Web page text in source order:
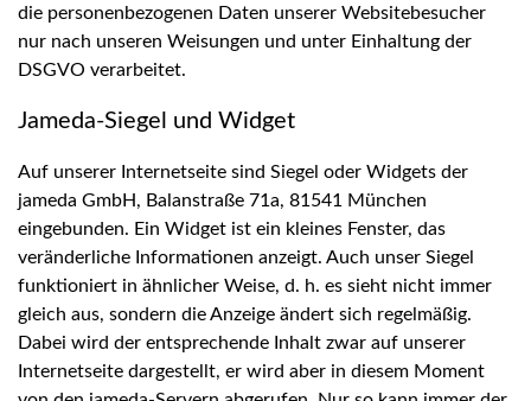
die personenbezogenen Daten unserer Websitebesucher
nur nach unseren Weisungen und unter Einhaltung der
DSGVO verarbeitet.
Jameda-Siegel und Widget
Auf unserer Internetseite sind Siegel oder Widgets der
jameda GmbH, Balanstraße 71a, 81541 München
eingebunden. Ein Widget ist ein kleines Fenster, das
veränderliche Informationen anzeigt. Auch unser Siegel
funktioniert in ähnlicher Weise, d. h. es sieht nicht immer
gleich aus, sondern die Anzeige ändert sich regelmäßig.
Dabei wird der entsprechende Inhalt zwar auf unserer
Internetseite dargestellt, er wird aber in diesem Moment